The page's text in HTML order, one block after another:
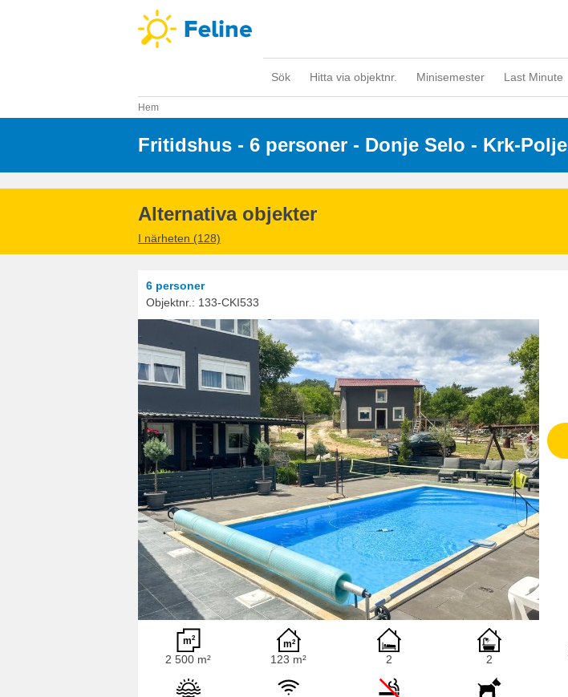
Sök Hitta via objektnr. Minisemester Last Minute
Hem
Fritidshus - 6 personer - Donje Selo - Krk-Polje
Alternativa objekter
I närheten (128)
6 personer
Objektnr.: 133-CKI533
2 500 m² 123 m² 2 2